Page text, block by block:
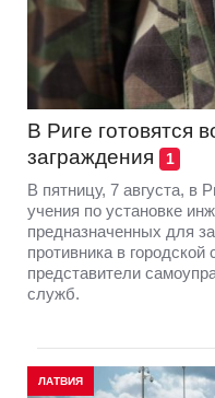
В Риге готовятся
заграждения
1
В пятницу, 7 августа, в
учения по установке
предназначенных для
противника в
представители
служб.
ЛАТВИЯ